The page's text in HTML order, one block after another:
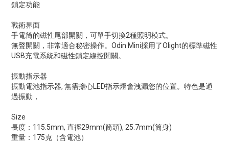
鎖定功能
戰術界面
手電筒的磁性尾部開關，可單手切換2種照明模式。
無聲開關，非常適合秘密操作。Odin Mini採用了Olight的標準磁性
USB充電系統和磁性鎖定線控開關。
振動指示器
振動電池指示器, 無需擔心LED指示燈會洩漏您的位置。特色是通
過振動，
Size
長度：115.5mm, 直徑29mm(筒頭), 25.7mm(筒身)
重量：175克（含電池）